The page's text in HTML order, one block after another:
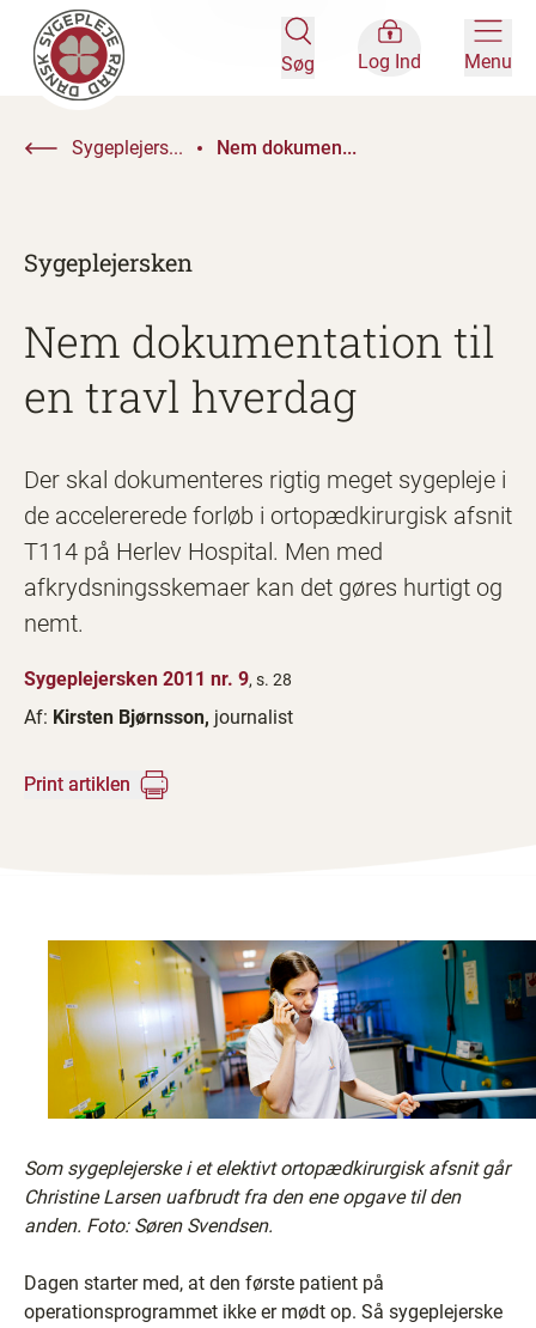
Søg Log Ind Menu
Sygeplejers... Nem dokumen...
Sygeplejersken
Nem dokumentation til
en travl hverdag
Der skal dokumenteres rigtig meget sygepleje i
de accelererede forløb i ortopædkirurgisk afsnit
T114 på Herlev Hospital. Men med
afkrydsningsskemaer kan det gøres hurtigt og
nemt.
Sygeplejersken 2011 nr. 9, s. 28
Af: Kirsten Bjørnsson, journalist
Print artiklen
Som sygeplejerske i et elektivt ortopædkirurgisk afsnit går
Christine Larsen uafbrudt fra den ene opgave til den
anden. Foto: Søren Svendsen.
Dagen starter med, at den første patient på
operationsprogrammet ikke er mødt op. Så sygeplejerske